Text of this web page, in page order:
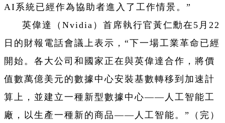
AI系統已經作為協助者進入了工作情景。”
英偉達（Nvidia）首席執行官黃仁勳在5月22
日的財報電話會議上表示，“下一場工業革命已經
開始。各大公司和國家正在與英偉達合作，將價
值數萬億美元的數據中心安裝基數轉移到加速計
算上，並建立一種新型數據中心——人工智能工
廠，以生產一種新的商品——人工智能。”（完）